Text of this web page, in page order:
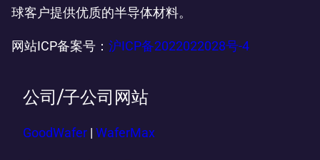
球客户提供优质的半导体材料。
网站ICP备案号： 沪ICP备2022022028号-4
公司/子公司网站
GoodWafer WaferMax